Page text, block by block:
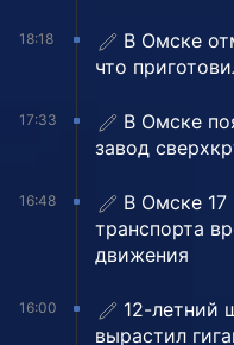
18:18
В Омске
что
17:33
В Омске
завод
16:48
В Омске
транспорта
движения
16:00
12-летний
вырастил